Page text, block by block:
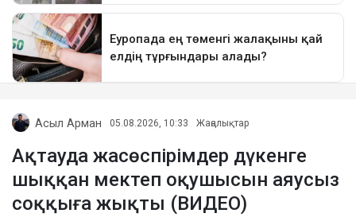
Асыл Арман 05.08.2026, 10:33 Жаңалықтар
Ақтауда жасөспірімдер дүкенге
шыққан мектеп оқушысын аяусыз
соққыға жықты (ВИДЕО)